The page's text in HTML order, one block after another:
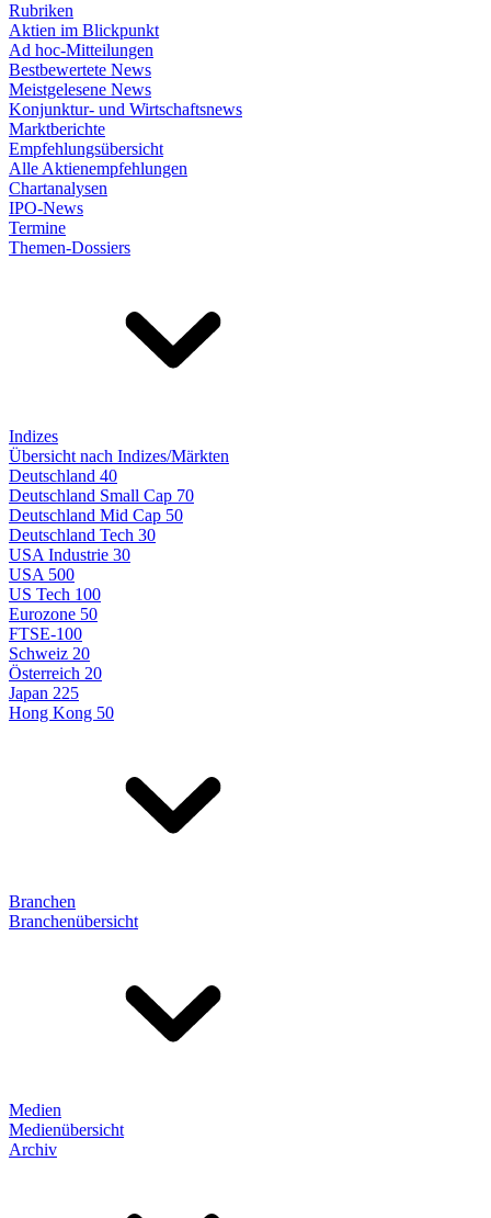
Rubriken
Aktien im Blickpunkt
Ad hoc-Mitteilungen
Bestbewertete News
Meistgelesene News
Konjunktur- und Wirtschaftsnews
Marktberichte
Empfehlungsübersicht
Alle Aktienempfehlungen
Chartanalysen
IPO-News
Termine
Themen-Dossiers
Indizes
Übersicht nach Indizes/Märkten
Deutschland 40
Deutschland Small Cap 70
Deutschland Mid Cap 50
Deutschland Tech 30
USA Industrie 30
USA 500
US Tech 100
Eurozone 50
FTSE-100
Schweiz 20
Österreich 20
Japan 225
Hong Kong 50
Branchen
Branchenübersicht
Medien
Medienübersicht
Archiv